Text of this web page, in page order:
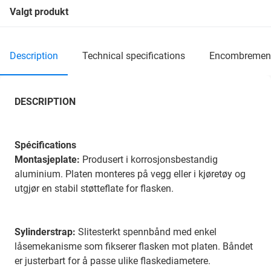
Valgt produkt
description technical specifications
DESCRIPTION
Spécifications
Montasjeplate: Produsert i korrosjonsbestandig
aluminium. Platen monteres på vegg eller i kjøretøy og
utgjør en stabil støtteflate for flasken.
Sylinderstrap: Slitesterkt spennbånd med enkel
låsemekanisme som fikserer flasken mot platen. Båndet
er justerbart for å passe ulike flaskediametere.